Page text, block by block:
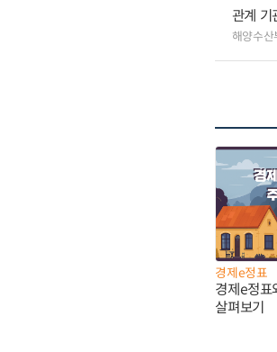
관계 기
해양수
경제e정표
경제e정표
살펴보기